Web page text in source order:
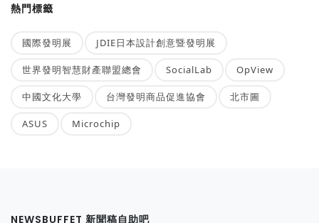
熱門標籤
國際發明展 JDIE日本設計創意暨發明展
世界發明智慧財產聯盟總會 SocialLab OpView
中國文化大學 台灣發明商品促進協會 北市圖
ASUS Microchip
NEWSBUFFET 新聞稿自助吧